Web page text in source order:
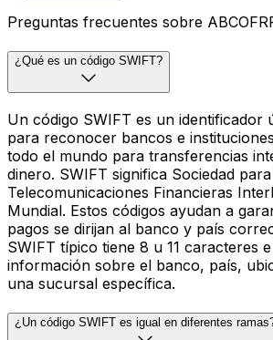
Preguntas frecuentes sobre
¿Qué es un código SWIFT?
Un código SWIFT es un identificador
para reconocer bancos e
todo el mundo para transferencias
dinero. SWIFT significa Sociedad
Telecomunicaciones Financieras
Mundial. Estos códigos ayudan a
pagos se dirijan al banco y país
SWIFT típico tiene 8 u 11 caracteres
información sobre el banco, país,
una sucursal específica.
¿Un código SWIFT es igual en diferentes